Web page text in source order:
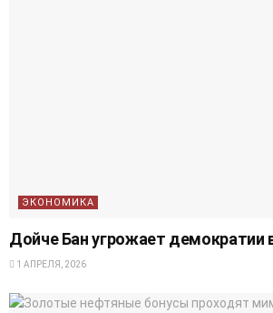
ЭКОНОМИКА
Дойче Бан угрожает демократии
1 АПРЕЛЯ, 2026